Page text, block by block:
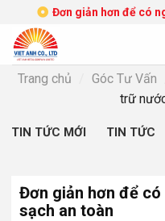
content
Đơn giản hơn để có
Trang chủ Góc Tư Vấn
trữ
TIN TỨC MỚI TIN TỨC
Đơn giản hơn để
sạch an toàn